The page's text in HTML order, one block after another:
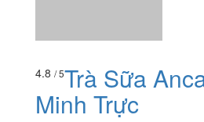
4.8 / 5Trà Sữa
Minh Trực